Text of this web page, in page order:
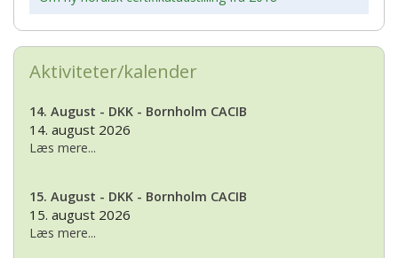
Aktiviteter/kalender
14. August - DKK - Bornholm CACIB
14. august 2026
Læs mere...
15. August - DKK - Bornholm CACIB
15. august 2026
Læs mere...